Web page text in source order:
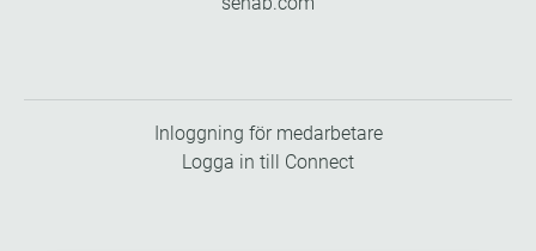
Inloggning för medarbetare
Logga in till Connect